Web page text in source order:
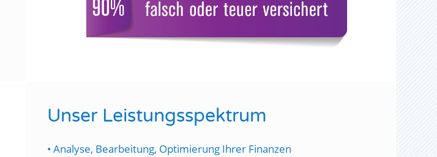
Unser Leistungsspektrum
• Analyse, Bearbeitung, Optimierung Ihrer Finanzen